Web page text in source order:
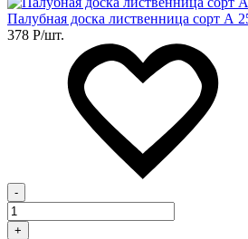
Палубная доска лиственница сорт А
378 Р/шт.
-
+